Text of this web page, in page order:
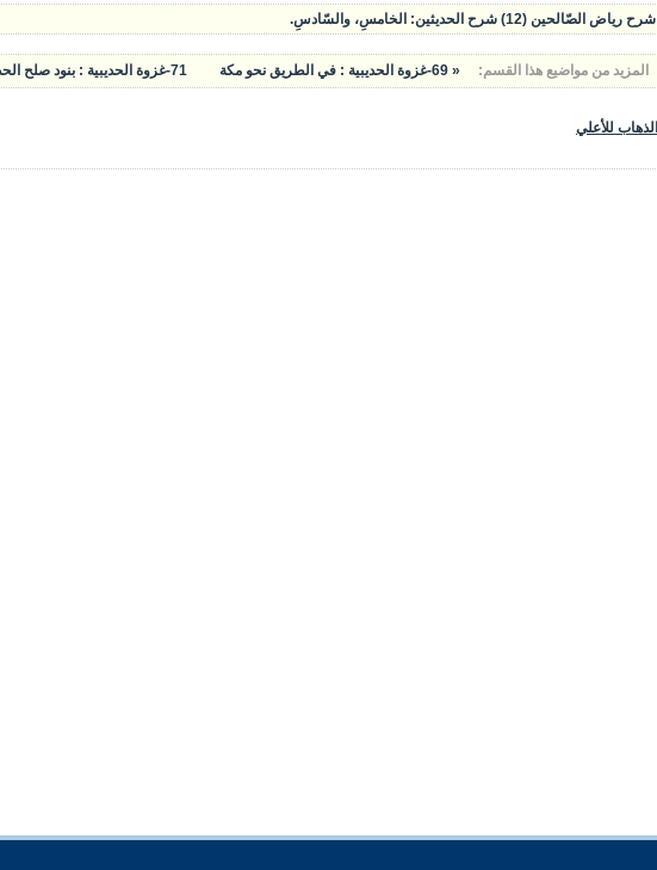
شرح رياض الصّالحين (12) شرح الحديثين: الخامسِ، والسّادسِ.
المزيد من مواضيع هذا القسم: « 69-غزوة الحديبية : في الطريق نحو مكة 71-غزوة الحديبية : بنود صلح الحديبية – مأساة أبي جندل »
الذهاب للأعلي